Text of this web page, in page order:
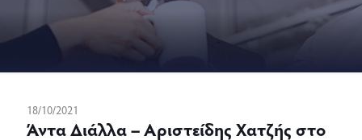
18/10/2021
Άντα Διάλλα – Αριστείδης Χατζής στο